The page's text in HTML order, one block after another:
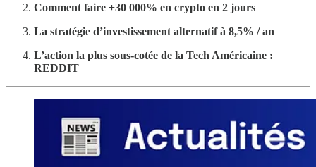
Comment faire +30 000% en crypto en 2 jours
La stratégie d’investissement alternatif à 8,5% / an
L’action la plus sous-cotée de la Tech Américaine :
REDDIT